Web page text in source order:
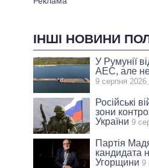
ІНШІ НОВИНИ
У Румунії
АЕС, але
9 серпня
Російські
зони
України 9
Партія
кандидата
Угорщини 9